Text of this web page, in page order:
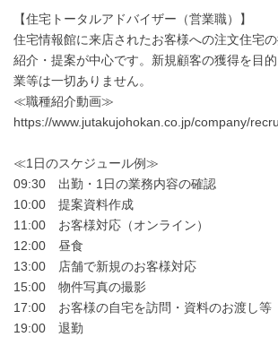
【住宅トータルアドバイザー（営業職）】
住宅情報館に来店されたお客様への注文住宅
紹介・提案が中心です。新規顧客の獲得を目
業等は一切ありません。
≪職種紹介動画≫
https://www.jutakujohokan.co.jp/company/
≪1日のスケジュール例≫
09:30 出勤・1日の業務内容の確認
10:00 提案資料作成
11:00 お客様対応（オンライン）
12:00 昼食
13:00 店舗で新規のお客様対応
15:00 物件写真の撮影
17:00 お客様の自宅を訪問・資料のお渡し等
19:00 退勤